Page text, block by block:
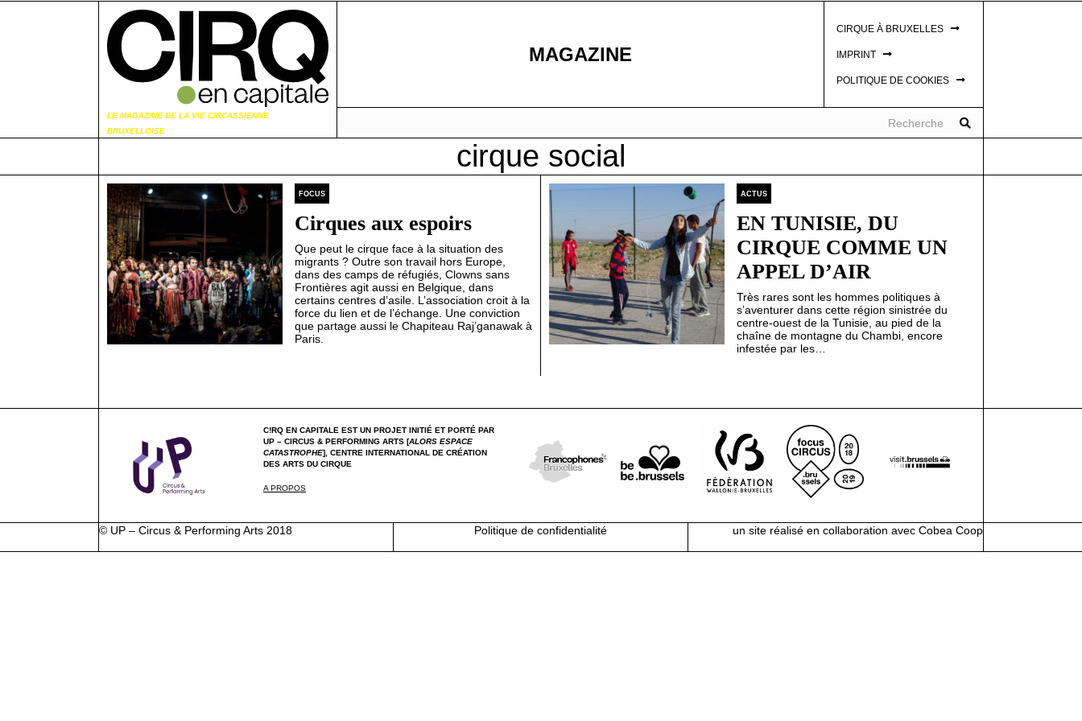
MAGAZINE
CIRQUE À BRUXELLES
IMPRINT
POLITIQUE DE COOKIES
LE MAGAZINE DE LA VIE CIRCASSIENNE
BRUXELLOISE
cirque social
FOCUS
Cirques aux espoirs
Que peut le cirque face à la situation des
migrants ? Outre son travail hors Europe,
dans des camps de réfugiés, Clowns sans
Frontières agit aussi en Belgique, dans
certains centres d’asile. L’association croit à la
force du lien et de l’échange. Une conviction
que partage aussi le Chapiteau Raj’ganawak à
Paris.
ACTUS
EN TUNISIE, DU
CIRQUE COMME UN
APPEL D’AIR
Très rares sont les hommes politiques à
s’aventurer dans cette région sinistrée du
centre-ouest de la Tunisie, au pied de la
chaîne de montagne du Chambi, encore
infestée par les…
C!RQ EN CAPITALE EST UN PROJET INITIÉ ET PORTÉ PAR
UP – CIRCUS & PERFORMING ARTS [ALORS ESPACE
CATASTROPHE], CENTRE INTERNATIONAL DE CRÉATION
DES ARTS DU CIRQUE
A PROPOS
© UP – Circus & Performing Arts 2018 Politique de confidentialité un site réalisé en collaboration avec Cobea Coop